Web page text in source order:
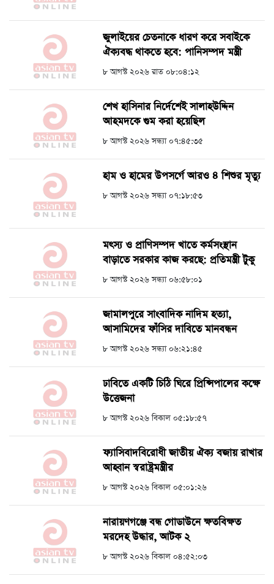
জুলাইয়ের চেতনাকে ধারণ করে সবাইকে
ঐক্যবদ্ধ থাকতে হবে: পানিসম্পদ মন্ত্রী
৮ আগস্ট ২০২৬ রাত ০৮:০৪:১২
শেখ হাসিনার নির্দেশেই সালাহউদ্দিন
আহমদকে গুম করা হয়েছিল
৮ আগস্ট ২০২৬ সন্ধ্যা ০৭:৪৫:৩৫
হাম ও হামের উপসর্গে আরও ৪ শিশুর মৃত্যু
৮ আগস্ট ২০২৬ সন্ধ্যা ০৭:১৮:৫৩
মৎস্য ও প্রাণিসম্পদ খাতে কর্মসংস্থান
বাড়াতে সরকার কাজ করছে: প্রতিমন্ত্রী টুকু
৮ আগস্ট ২০২৬ সন্ধ্যা ০৬:৫৮:০১
জামালপুরে সাংবাদিক নাদিম হত্যা,
আসামিদের ফাঁসির দাবিতে মানবন্ধন
৮ আগস্ট ২০২৬ সন্ধ্যা ০৬:২১:৪৫
ঢাবিতে একটি চিঠি ঘিরে প্রিন্সিপালের কক্ষে
উত্তেজনা
৮ আগস্ট ২০২৬ বিকাল ০৫:১৮:৫৭
ফ্যাসিবাদবিরোধী জাতীয় ঐক্য বজায় রাখার
আহ্বান স্বরাষ্ট্রমন্ত্রীর
৮ আগস্ট ২০২৬ বিকাল ০৫:০১:২৬
নারায়ণগঞ্জে বন্ধ গোডাউনে ক্ষতবিক্ষত
মরদেহ উদ্ধার, আটক ২
৮ আগস্ট ২০২৬ বিকাল ০৪:৫২:০৩